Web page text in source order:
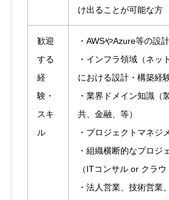
け出ることが可能な方
歓迎
する
経
験・
スキ
ル
・AWSやAzure等の設
・インフラ領域（ネッ
における設計・構築経
・業界ドメイン知識（
共、金融、等）
・プロジェクトマネジ
・組織横断的なプロジ
（ITコンサル or クラウ
・法人営業、技術営業